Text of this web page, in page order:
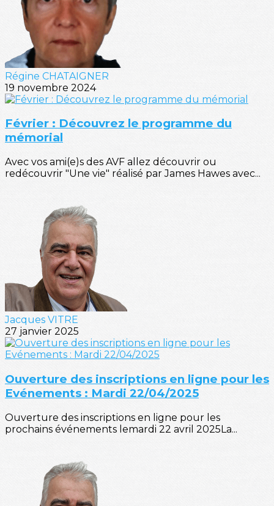
Régine CHATAIGNER
19 novembre 2024
Février : Découvrez le programme du
mémorial
Avec vos ami(e)s des AVF allez découvrir ou
redécouvrir "Une vie" réalisé par James Hawes avec...
Jacques VITRE
27 janvier 2025
Ouverture des inscriptions en ligne pour les
Evénements : Mardi 22/04/2025
Ouverture des inscriptions en ligne pour les
prochains événements lemardi 22 avril 2025La...